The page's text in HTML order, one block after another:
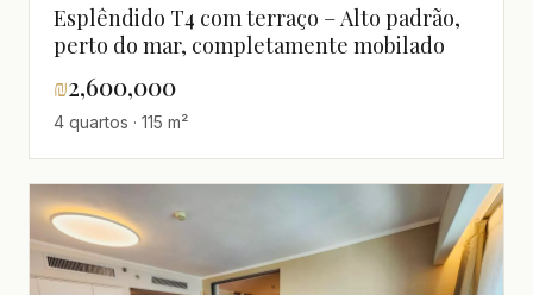
Esplêndido T4 com terraço – Alto padrão,
perto do mar, completamente mobilado
₪2,600,000
4 quartos · 115 m²